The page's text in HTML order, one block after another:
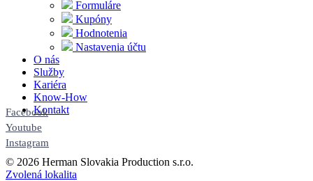
Formuláre
Kupóny
Hodnotenia
Nastavenia účtu
O nás
Služby
Kariéra
Know-How
Kontakt
Facebook
Youtube
Instagram
© 2026 Herman Slovakia Production s.r.o.
Zvolená lokalita